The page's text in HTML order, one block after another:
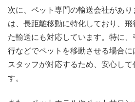
次に、ペット専門の輸送会社があ
は、長距離移動に特化しており、
た輸送にも対応しています。特に
行などでペットを移動させる場合
スタッフが対応するため、安心して
す。